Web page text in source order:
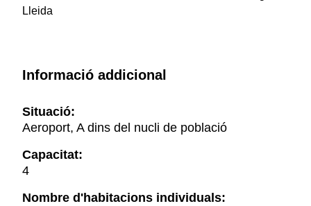
Lleida
Informació addicional
Situació:
Aeroport, A dins del nucli de població
Capacitat:
4
Nombre d'habitacions individuals: